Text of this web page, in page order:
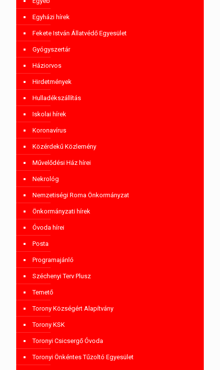
Egyházi hírek
Fekete István Állatvédő Egyesület
Gyógyszertár
Háziorvos
Hirdetmények
Hulladékszállítás
Iskolai hírek
Koronavírus
Közérdekű Közlemény
Művelődési Ház hírei
Nekrológ
Nemzetiségi Roma Önkormányzat
Önkormányzati hírek
Óvoda hírei
Posta
Programajánló
Széchenyi Terv Plusz
Temető
Torony Községért Alapítvány
Torony KSK
Toronyi Csicsergő Óvoda
Toronyi Önkéntes Tűzoltó Egyesület